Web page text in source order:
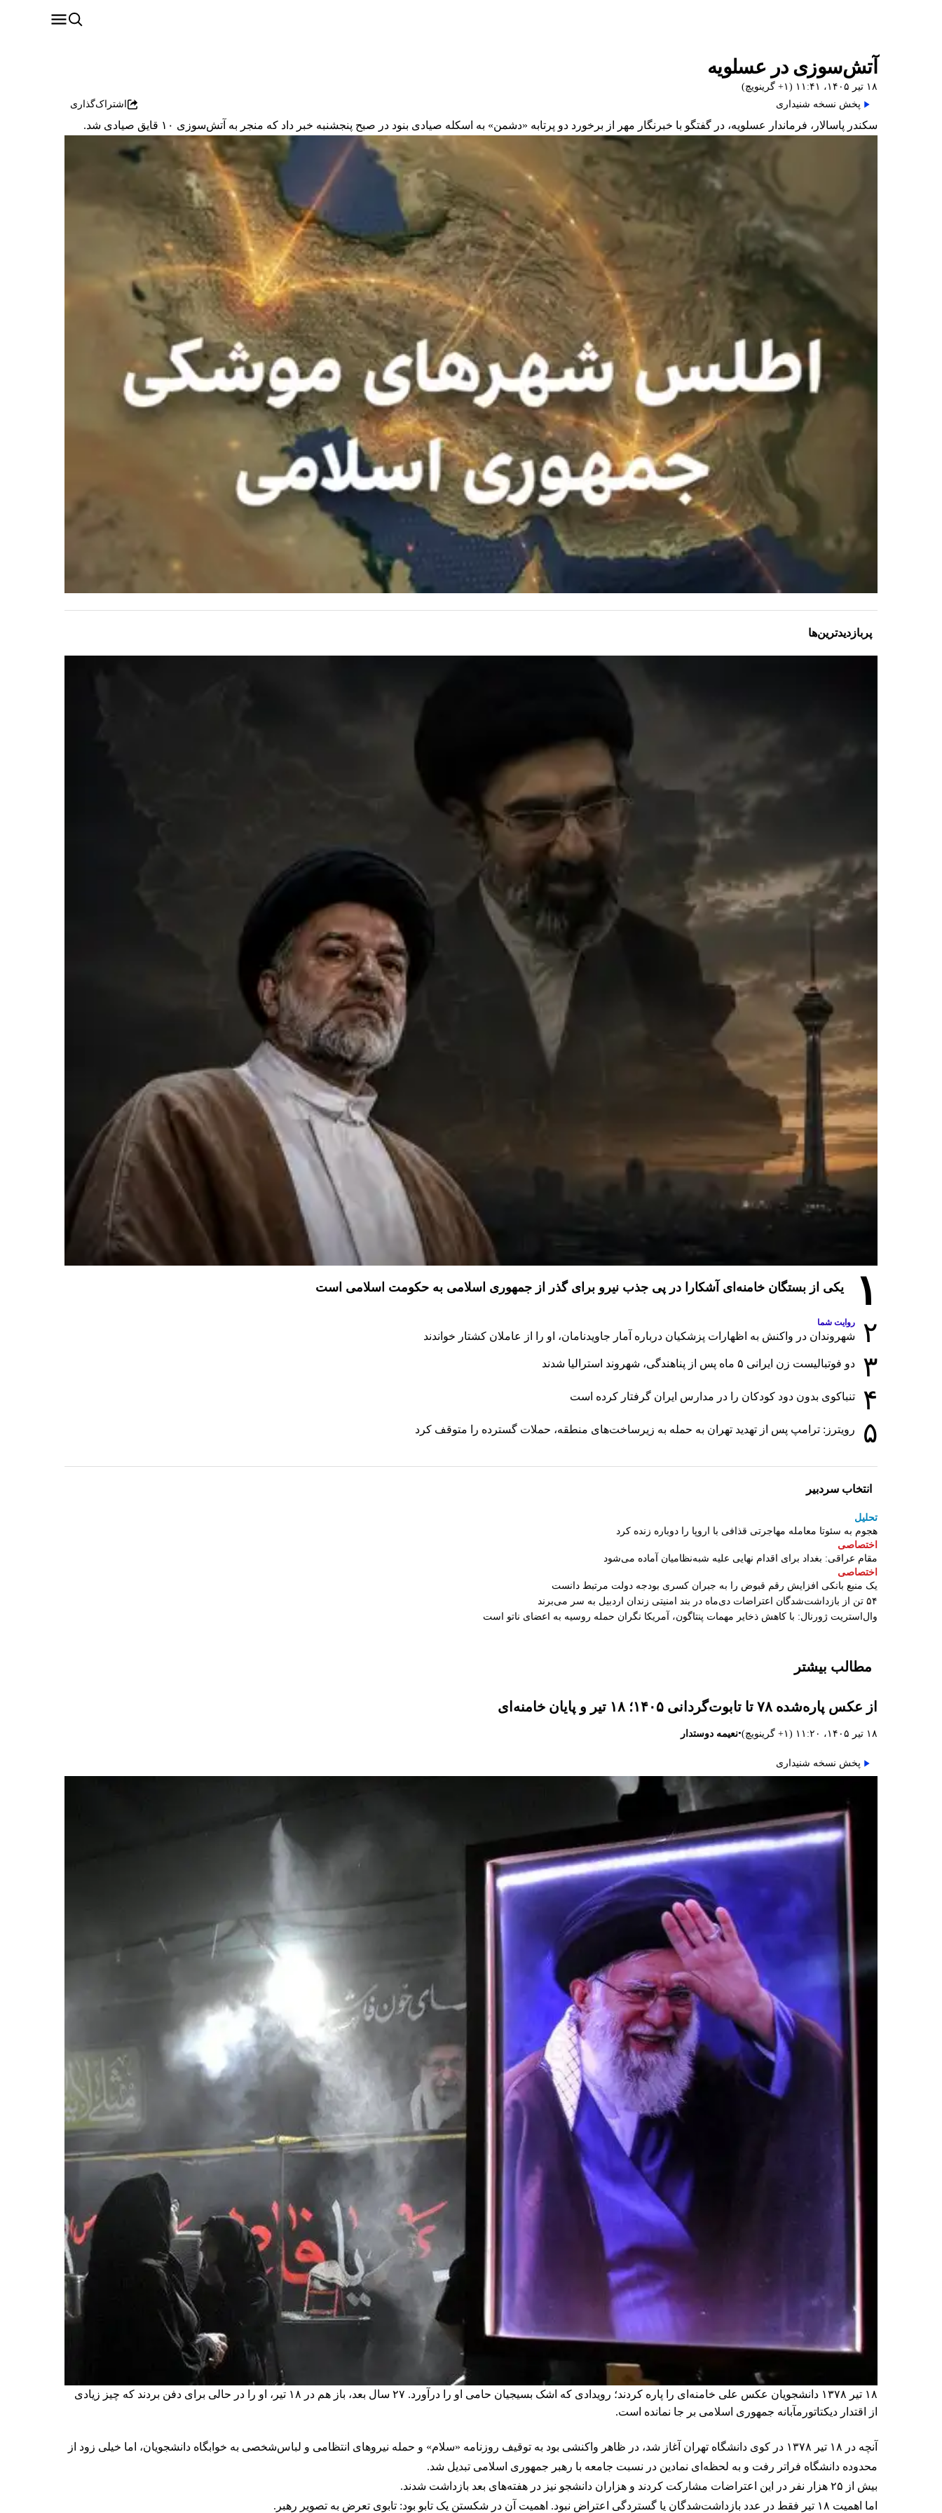
آتش‌سوزی در عسلویه
۱۸ تیر ۱۴۰۵، ۱۱:۴۱ (‎+۱ گرینویچ)
پخش نسخه شنیداری
اشتراک‌گذاری
سکندر پاسالار، فرماندار عسلویه، در گفتگو با خبرنگار مهر از برخورد دو پرتابه «دشمن» به اسکله صیادی بنود در صبح پنجشنبه خبر داد که منجر به آتش‌سوزی ۱۰ قایق صیادی شد.
پربازدیدترین‌ها
۱ یکی از بستگان خامنه‌ای آشکارا در پی جذب نیرو برای گذر از جمهوری اسلامی به حکومت اسلامی است
۲ روایت شما
شهروندان در واکنش به اظهارات پزشکیان درباره آمار جاویدنامان، او را از عاملان کشتار خواندند
۳ دو فوتبالیست زن ایرانی ۵ ماه پس از پناهندگی، شهروند استرالیا شدند
۴ تنباکوی بدون دود کودکان را در مدارس ایران گرفتار کرده است
۵ رویترز: ترامپ پس از تهدید تهران به حمله به زیرساخت‌های منطقه، حملات گسترده را متوقف کرد
انتخاب سردبیر
تحلیل
هجوم به سئوتا معامله مهاجرتی قذافی با اروپا را دوباره زنده کرد
اختصاصی
مقام عراقی: بغداد برای اقدام نهایی علیه شبه‌نظامیان آماده می‌شود
اختصاصی
یک منبع بانکی افزایش رقم قبوض را به جبران کسری بودجه دولت مرتبط دانست
۵۴ تن از بازداشت‌شدگان اعتراضات دی‌ماه در بند امنیتی زندان اردبیل به سر می‌برند
وال‌استریت ژورنال: با کاهش ذخایر مهمات پنتاگون، آمریکا نگران حمله روسیه به اعضای ناتو‌ است
مطالب بیشتر
از عکس پاره‌شده ۷۸ تا تابوت‌گردانی ۱۴۰۵؛ ۱۸ تیر و پایان خامنه‌ای
۱۸ تیر ۱۴۰۵، ۱۱:۲۰ (‎+۱ گرینویچ) •نعیمه دوستدار
پخش نسخه شنیداری
۱۸ تیر ۱۳۷۸ دانشجویان عکس علی خامنه‌ای را پاره کردند؛ رویدادی که اشک بسیجیان حامی او را درآورد. ۲۷ سال بعد، باز هم در ۱۸ تیر، او را در حالی برای دفن بردند که چیز زیادی
از اقتدار دیکتاتورمآبانه جمهوری اسلامی بر جا نمانده است.
آنچه در ۱۸ تیر ۱۳۷۸ در کوی دانشگاه تهران آغاز شد، در ظاهر واکنشی بود به توقیف روزنامه «سلام» و حمله نیروهای انتظامی و لباس‌شخصی به خوابگاه دانشجویان، اما خیلی زود از
محدوده دانشگاه فراتر رفت و به لحظه‌ای نمادین در نسبت جامعه با رهبر جمهوری اسلامی تبدیل شد.
بیش از ۲۵ هزار نفر در این اعتراضات مشارکت کردند و هزاران دانشجو نیز در هفته‌های بعد بازداشت شدند.
اما اهمیت ۱۸ تیر فقط در عدد بازداشت‌شدگان یا گستردگی اعتراض نبود. اهمیت آن در شکستن یک تابو بود: تابوی تعرض به تصویر رهبر.